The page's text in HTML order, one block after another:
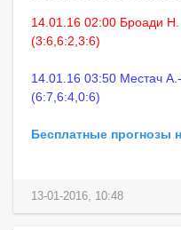
14.01.16 02:00 Броади
(3:6,6:2,3:6)
14.01.16 03:50 Местач
(6:7,6:4,0:6)
Бесплатные прогнозы
13-01-2016, 10:48